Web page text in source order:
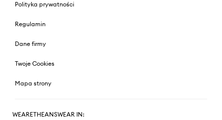
Polityka prywatności
Regulamin
Dane firmy
Twoje Cookies
Mapa strony
WEARETHEANSWEAR IN: